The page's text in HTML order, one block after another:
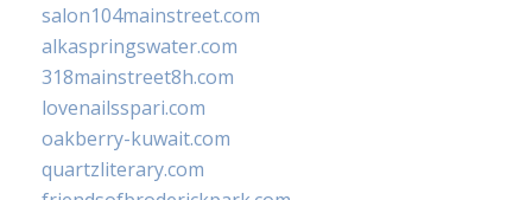
salon104mainstreet.com
alkaspringswater.com
318mainstreet8h.com
lovenailsspari.com
oakberry-kuwait.com
quartzliterary.com